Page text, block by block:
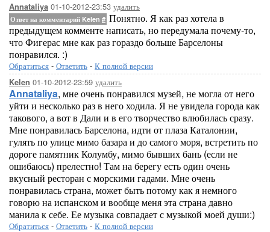
Annataliya 01-10-2012-23:53 удалить
Ответ на комментарий Kelen # Понятно. Я как раз хотела в
предыдущем комменте написать, но передумала почему-то,
что Фигерас мне как раз гораздо больше Барселоны
понравился. :)
Обратиться - Ответить - К полной версии
Kelen 01-10-2012-23:59 удалить
Annataliya, мне очень понравился музей, не могла от него
уйти и несколько раз в него ходила. Я не увидела города как
такового, а вот в Дали и в его творчество влюбилась сразу.
Мне понравилась Барселона, идти от плаза Каталонии,
гулять по улице мимо базара и до самого моря, встретить по
дороге памятник Колумбу, мимо бывших бань (если не
ошибаюсь) прелестно! Там на берегу есть один очень
вкусный ресторан с морскими гадами. Мне очень
понравилась страна, может быть потому как я немного
говорю на испанском и вообще меня эта страна давно
манила к себе. Ее музыка совпадает с музыкой моей души:)
Обратиться - Ответить - К полной версии